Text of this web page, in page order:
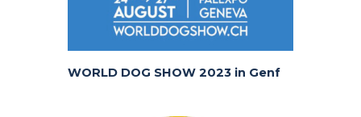
WORLD DOG SHOW 2023 in Genf